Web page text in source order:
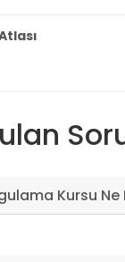
Kursu Ne